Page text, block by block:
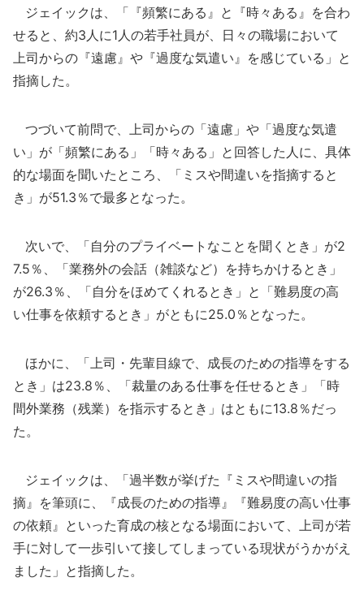
ジェイックは、「『頻繁にある』と『時々ある』を合わ
せると、約3人に1人の若手社員が、日々の職場において
上司からの『遠慮』や『過度な気遣い』を感じている」と
指摘した。
つづいて前問で、上司からの「遠慮」や「過度な気遣
い」が「頻繁にある」「時々ある」と回答した人に、具体
的な場面を聞いたところ、「ミスや間違いを指摘すると
き」が51.3％で最多となった。
次いで、「自分のプライベートなことを聞くとき」が2
7.5％、「業務外の会話（雑談など）を持ちかけるとき」
が26.3％、「自分をほめてくれるとき」と「難易度の高
い仕事を依頼するとき」がともに25.0％となった。
ほかに、「上司・先輩目線で、成長のための指導をする
とき」は23.8％、「裁量のある仕事を任せるとき」「時
間外業務（残業）を指示するとき」はともに13.8％だっ
た。
ジェイックは、「過半数が挙げた『ミスや間違いの指
摘』を筆頭に、『成長のための指導』『難易度の高い仕事
の依頼』といった育成の核となる場面において、上司が若
手に対して一歩引いて接してしまっている現状がうかがえ
ました」と指摘した。